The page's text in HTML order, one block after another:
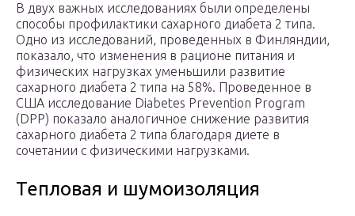
В двух важных исследованиях были определены
способы профилактики сахарного диабета 2 типа.
Одно из исследований, проведенных в Финляндии,
показало, что изменения в рационе питания и
физических нагрузках уменьшили развитие
сахарного диабета 2 типа на 58%. Проведенное в
США исследование Diabetes Prevention Program
(DPP) показало аналогичное снижение развития
сахарного диабета 2 типа благодаря диете в
сочетании с физическими нагрузками.
Тепловая и шумоизоляция